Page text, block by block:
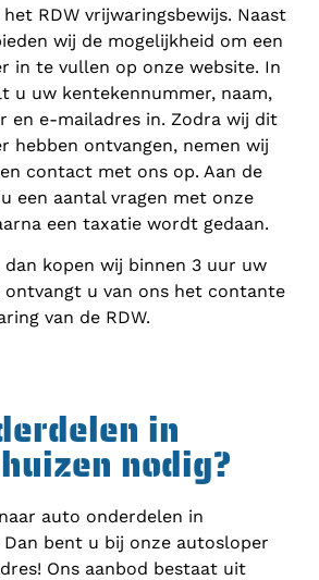
RDW vrijwaringsbewijs. Naast
wij de mogelijkheid om een
in te vullen op onze website. In
u uw kentekennummer, naam,
en e-mailadres in. Zodra wij dit
hebben ontvangen, nemen wij
contact met ons op. Aan de
een aantal vragen met onze
een taxatie wordt gedaan.
dan kopen wij binnen 3 uur uw
ontvangt u van ons het contante
van de RDW.
in
nodig?
auto onderdelen in
bent u bij onze autosloper
Ons aanbod bestaat uit